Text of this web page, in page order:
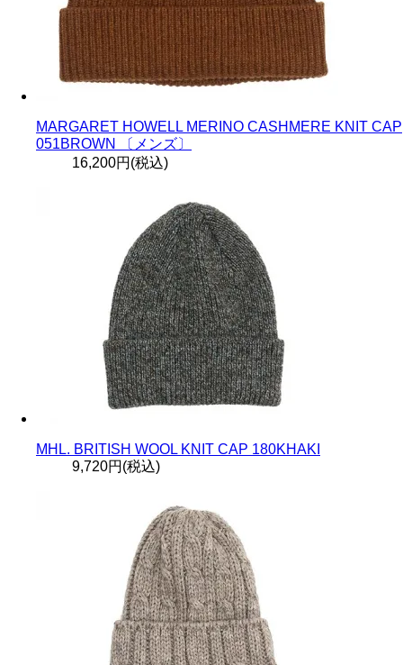
MARGARET HOWELL MERINO CASHMERE KNIT CAP
051BROWN 〔メンズ〕
16,200円(税込)
MHL. BRITISH WOOL KNIT CAP 180KHAKI
9,720円(税込)